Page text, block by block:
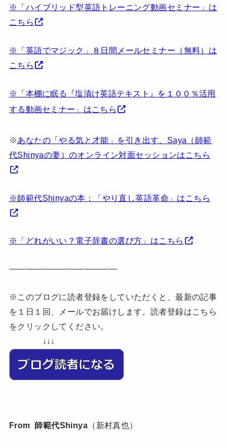
※「ハイブリッド型英語トレーニング動画セミナー」は
こちら
※「英語でマジック」８日間メールセミナー（無料）は
こちら
※「本棚に眠る『塩漬け英語テキスト』を１００％活用
する動画セミナー」はこちら
※あなたの「やる気と才能」を引き出す、Saya（師範
代Shinyaの妻）のオンライン対面セッションはこちら
※師範代Shinyaの本：「やり直し英語革命」はこちら
※「どれがいい？電子辞書の選び方」はこちら
—————————————
※このブログに読者登録をしていただくと、最新の記事
を１日１回、メールでお届けします。読者登録はこちら
をクリックしてください。
↓↓↓
From 師範代Shinya （新村真也）